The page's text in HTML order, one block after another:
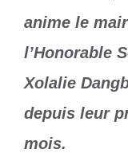
anime le
l’Honorable
Xolalie
depuis leur
mois.